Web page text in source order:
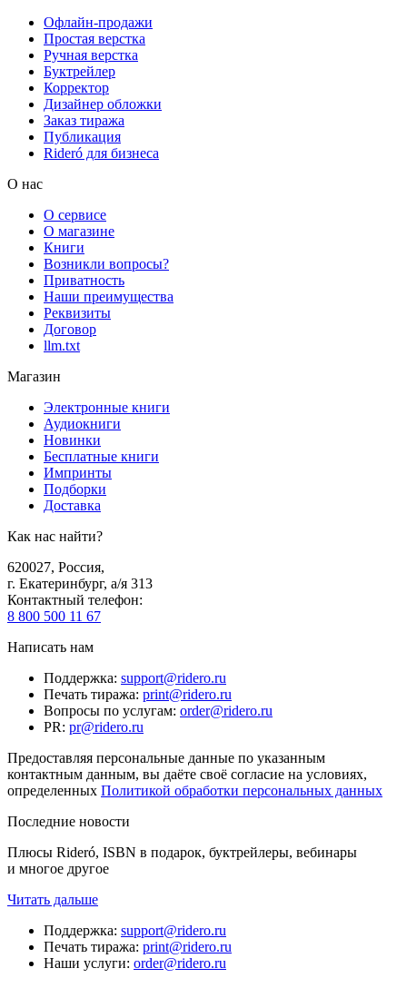
Офлайн-продажи
Простая верстка
Ручная верстка
Буктрейлер
Корректор
Дизайнер обложки
Заказ тиража
Публикация
Rideró для бизнеса
О нас
О сервисе
О магазине
Книги
Возникли вопросы?
Приватность
Наши преимущества
Реквизиты
Договор
llm.txt
Магазин
Электронные книги
Аудиокниги
Новинки
Бесплатные книги
Импринты
Подборки
Доставка
Как нас найти?
620027, Россия,
г. Екатеринбург, а/я 313
Контактный телефон:
8 800 500 11 67
Написать нам
Поддержка: support@ridero.ru
Печать тиража: print@ridero.ru
Вопросы по услугам: order@ridero.ru
PR: pr@ridero.ru
Предоставляя персональные данные по указанным
контактным данным, вы даёте своё согласие на условиях,
определенных Политикой обработки персональных данных
Последние новости
Плюсы Rideró, ISBN в подарок, буктрейлеры, вебинары
и многое другое
Читать дальше
Поддержка: support@ridero.ru
Печать тиража: print@ridero.ru
Наши услуги: order@ridero.ru